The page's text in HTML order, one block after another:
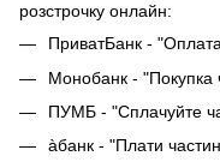
розстрочку онлайн:
ПриватБанк -
Монобанк - "Покупка
ПУМБ - "Сплачуйте
àбанк - "Плати